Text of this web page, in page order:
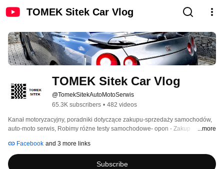
TOMEK Sitek Car Vlog
TOMEK Sitek Car Vlog
@TomekSitekAutoMotoSerwis
65.3K subscribers • 482 videos
Kanał motoryzacyjny, poradniki dotyczące zakupu-sprzedaży samochodów,
auto-moto serwis, Robimy różne testy samochodowe- opon - Zakup
...more
Facebook and 3 more links
Subscribe